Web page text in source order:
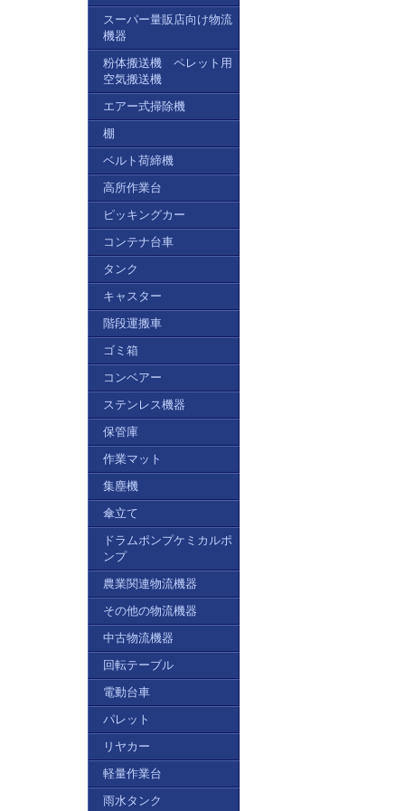
スーパー量販店向け物流
機器
粉体搬送機 ペレット用
空気搬送機
エアー式掃除機
棚
ベルト荷締機
高所作業台
ピッキングカー
コンテナ台車
タンク
キャスター
階段運搬車
ゴミ箱
コンベアー
ステンレス機器
保管庫
作業マット
集塵機
傘立て
ドラムポンプケミカルポ
ンプ
農業関連物流機器
その他の物流機器
中古物流機器
回転テーブル
電動台車
パレット
リヤカー
軽量作業台
雨水タンク